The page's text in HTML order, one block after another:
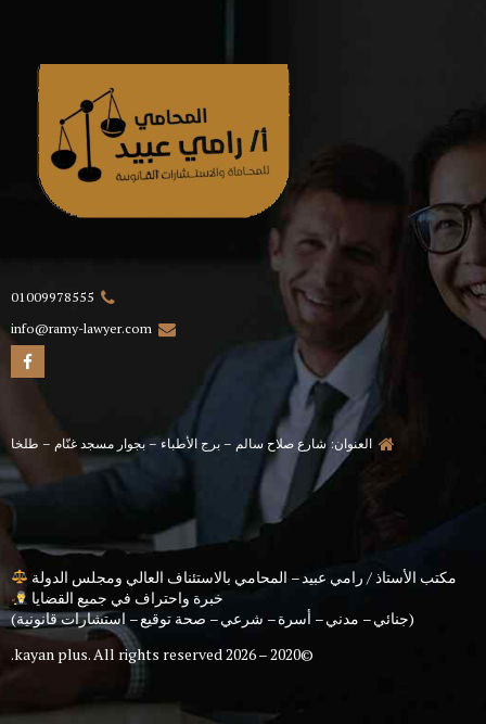
01009978555
info@ramy-lawyer.com
العنوان: شارع صلاح سالم – برج الأطباء – بجوار مسجد غنّام – طلخا
مكتب الأستاذ / رامي عبيد – المحامي بالاستئناف العالي ومجلس الدولة
خبرة واحتراف في جميع القضايا
(جنائي – مدني – أسرة – شرعي – صحة توقيع – استشارات قانونية)
©2020 – 2026
kayan plus. All rights reserved.